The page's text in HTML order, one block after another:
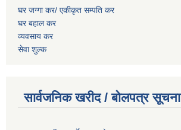
घर जग्गा कर/ एकीकृत सम्पति कर
घर बहाल कर
व्यवसाय कर
सेवा शुल्क
सार्वजनिक खरीद / बोलपत्र सूचना